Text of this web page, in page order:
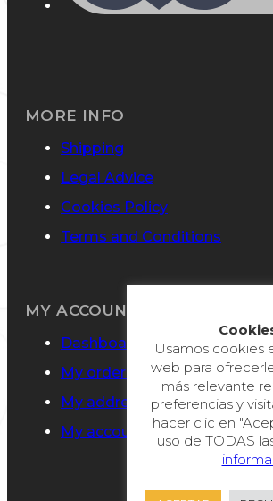
MORE INFO
Shipping
Legal Advice
Cookies Policy
Terms and Conditions
MY ACCOUNT
Dashboard
My orders
My addresses
My account details
Usamos cookies
web para
más relevante
preferencias y
hacer clic en
uso de TODAS